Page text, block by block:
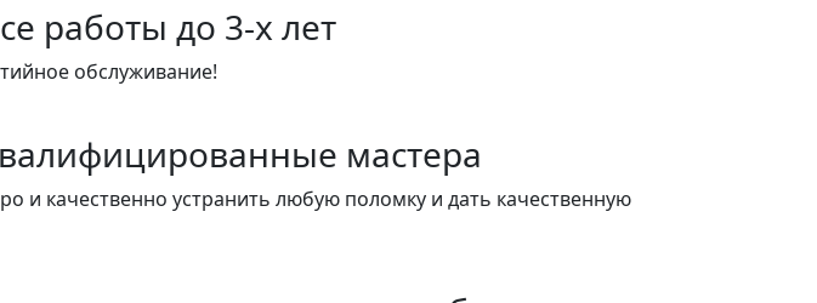
работы до 3-х лет
обслуживание!
мастера
и качественно устранить любую поломку и дать качественную